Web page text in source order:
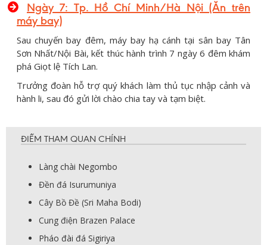
Ngày 7: Tp. Hồ Chí Minh/Hà Nội (Ăn trên
máy bay)
Sau chuyến bay đêm, máy bay hạ cánh tại sân bay Tân
Sơn Nhất/Nội Bài, kết thúc hành trình 7 ngày 6 đêm khám
phá Giọt lệ Tích Lan.
Trưởng đoàn hỗ trợ quý khách làm thủ tục nhập cảnh và
hành li, sau đó gửi lời chào chia tay và tạm biệt.
ĐIỂM THAM QUAN CHÍNH
Làng chài Negombo
Đền đá Isurumuniya
Cây Bồ Đề (Sri Maha Bodi)
Cung điện Brazen Palace
Pháo đài đá Sigiriya